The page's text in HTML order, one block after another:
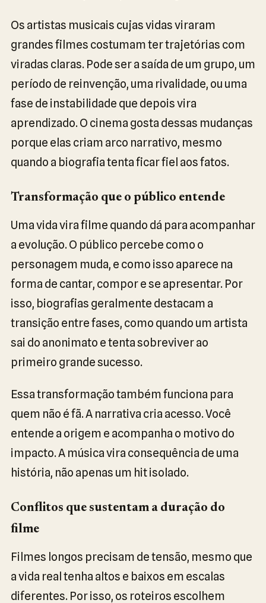
Os artistas musicais cujas vidas viraram
grandes filmes costumam ter trajetórias com
viradas claras. Pode ser a saída de um grupo, um
período de reinvenção, uma rivalidade, ou uma
fase de instabilidade que depois vira
aprendizado. O cinema gosta dessas mudanças
porque elas criam arco narrativo, mesmo
quando a biografia tenta ficar fiel aos fatos.
Transformação que o público entende
Uma vida vira filme quando dá para acompanhar
a evolução. O público percebe como o
personagem muda, e como isso aparece na
forma de cantar, compor e se apresentar. Por
isso, biografias geralmente destacam a
transição entre fases, como quando um artista
sai do anonimato e tenta sobreviver ao
primeiro grande sucesso.
Essa transformação também funciona para
quem não é fã. A narrativa cria acesso. Você
entende a origem e acompanha o motivo do
impacto. A música vira consequência de uma
história, não apenas um hit isolado.
Conflitos que sustentam a duração do
filme
Filmes longos precisam de tensão, mesmo que
a vida real tenha altos e baixos em escalas
diferentes. Por isso, os roteiros escolhem